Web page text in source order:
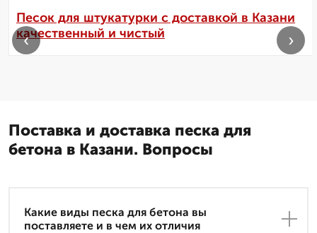
Песок для штукатурки с доставкой в Казани
качественный и чистый
‹ ›
Поставка и доставка песка для
бетона в Казани. Вопросы
Какие виды песка для бетона вы
поставляете и в чем их отличия